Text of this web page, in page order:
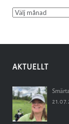
Arkiv
AKTUELLT